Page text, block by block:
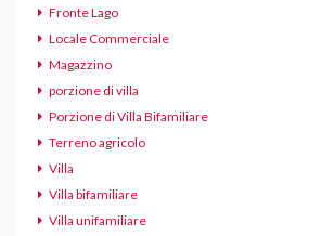
Fronte Lago
Locale Commerciale
Magazzino
porzione di villa
Porzione di Villa Bifamiliare
Terreno agricolo
Villa
Villa bifamiliare
Villa unifamiliare